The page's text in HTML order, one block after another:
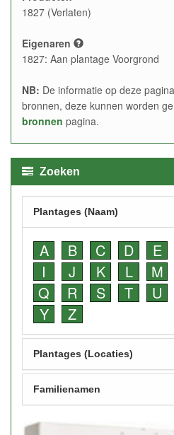
1827 (Verlaten)
Eigenaren
1827: Aan plantage Voorgrond
NB: De informatie op deze
bronnen, deze kunnen worden
bronnen pagina.
Zoeken
Plantages (Naam)
A B C D E
I
J K L M
Q
R S T U
Y
Z
Plantages (Locaties)
Familienamen